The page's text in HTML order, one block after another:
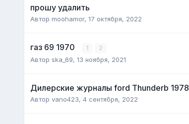
прошу удалить
Автор moohamor, 17 октября, 2022
газ 69 1970 1 2
Автор ska_69, 13 ноября, 2021
Дилерские журналы ford Thunderb
Автор vano423, 4 сентября, 2022